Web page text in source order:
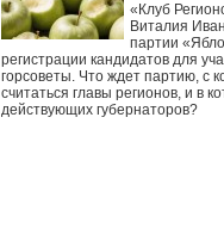
«Клуб
Виталия
партии
регистрации кандидатов для
горсоветы. Что ждет партию, с
считаться главы регионов, и в
действующих губернаторов?